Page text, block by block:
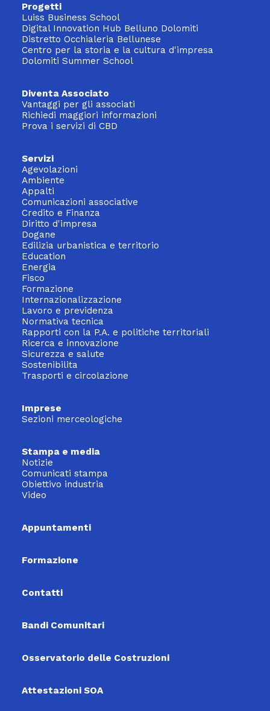
Progetti
Luiss Business School
Digital Innovation Hub Belluno Dolomiti
Distretto Occhialeria Bellunese
Centro per la storia e la cultura d'impresa
Dolomiti Summer School
Diventa Associato
Vantaggi per gli associati
Richiedi maggiori informazioni
Prova i servizi di CBD
Servizi
Agevolazioni
Ambiente
Appalti
Comunicazioni associative
Credito e Finanza
Diritto d'impresa
Dogane
Edilizia urbanistica e territorio
Education
Energia
Fisco
Formazione
Internazionalizzazione
Lavoro e previdenza
Normativa tecnica
Rapporti con la P.A. e politiche territoriali
Ricerca e innovazione
Sicurezza e salute
Sostenibilita
Trasporti e circolazione
Imprese
Sezioni merceologiche
Stampa e media
Notizie
Comunicati stampa
Obiettivo industria
Video
Appuntamenti
Formazione
Contatti
Bandi Comunitari
Osservatorio delle Costruzioni
Attestazioni SOA